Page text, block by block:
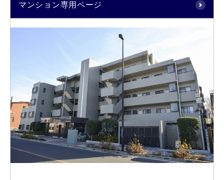
マンション専用ページ